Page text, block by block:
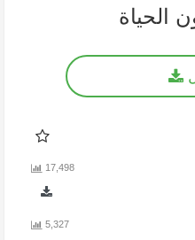
الحياة
17,498
5,327